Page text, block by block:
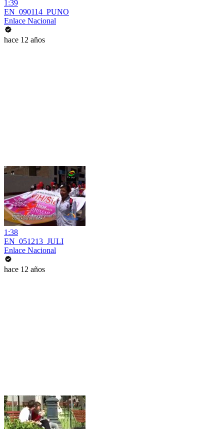
1:39
EN_090114_PUNO
Enlace Nacional
hace 12 años
1:38
EN_051213_JULI
Enlace Nacional
hace 12 años